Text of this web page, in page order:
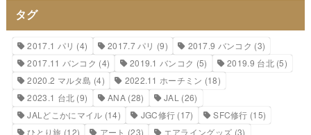
タグ
2017.1 パリ (4) 2017.7 パリ (9) 2017.9 バンコク (3)
2017.11 バンコク (4) 2019.1 バンコク (5) 2019.9 台北(5)
2020.2 マルタ島 (4) 2022.11 ホーチミン (18)
2023.1 台北 (9) ANA(28) JAL (26)
JALどこかにマイル (14) JGC修行 (17) SFC修行 (15)
ひとり旅 (12) アート (23) エアライングッズ (3)